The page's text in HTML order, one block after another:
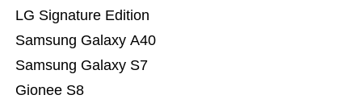
Gionee S8
Samsung Galaxy S7
Samsung Galaxy A40
LG Signature Edition